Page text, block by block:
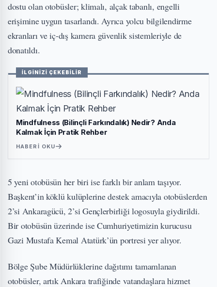
dostu olan otobüsler; klimalı, alçak tabanlı, engelli
erişimine uygun tasarlandı. Ayrıca yolcu bilgilendirme
ekranları ve iç-dış kamera güvenlik sistemleriyle de
donatıldı.
İLGİNİZİ ÇEKEBİLİR
Mindfulness (Bilinçli Farkındalık) Nedir? Anda
Kalmak İçin Pratik Rehber
HABERI OKU
5 yeni otobüsün her biri ise farklı bir anlam taşıyor.
Başkent’in köklü kulüplerine destek amacıyla otobüslerden
2’si Ankaragücü, 2’si Gençlerbirliği logosuyla giydirildi.
Bir otobüsün üzerinde ise Cumhuriyetimizin kurucusu
Gazi Mustafa Kemal Atatürk’ün portresi yer alıyor.
Bölge Şube Müdürlüklerine dağıtımı tamamlanan
otobüsler, artık Ankara trafiğinde vatandaşlara hizmet